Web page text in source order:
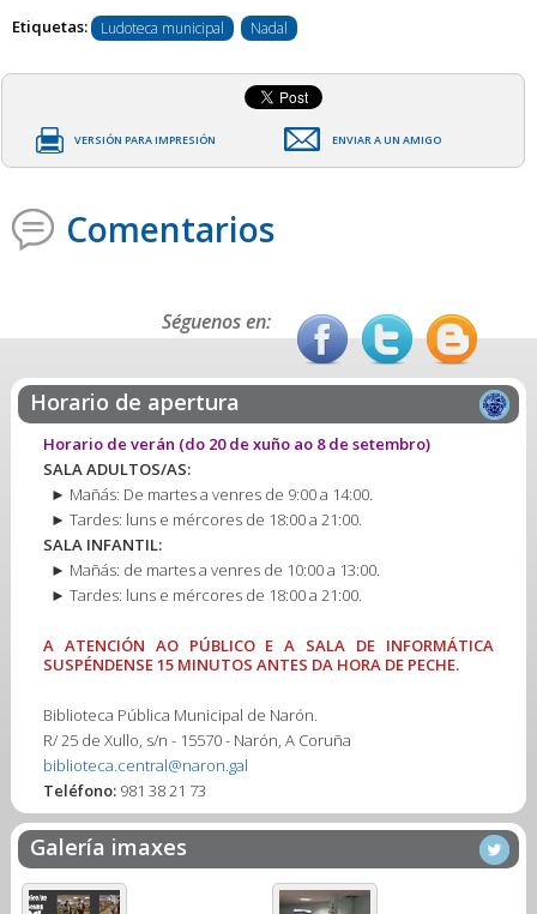
Etiquetas: Ludoteca municipal Nadal
VERSIÓN PARA IMPRESIÓN ENVIAR A UN AMIGO
Comentarios
Séguenos en:
Horario de apertura
Horario de verán (do 20 de xuño ao 8 de setembro)
SALA ADULTOS/AS:
► Mañás: De martes a venres de 9:00 a 14:00.
► Tardes: luns e mércores de 18:00 a 21:00.
SALA INFANTIL:
► Mañás: de martes a venres de 10:00 a 13:00.
► Tardes: luns e mércores de 18:00 a 21:00.
A ATENCIÓN AO PÚBLICO E A SALA DE INFORMÁTICA
SUSPÉNDENSE 15 MINUTOS ANTES DA HORA DE PECHE.
Biblioteca Pública Municipal de Narón.
R/ 25 de Xullo, s/n - 15570 - Narón, A Coruña
biblioteca.central@naron.gal
Teléfono:981 38 21 73
Galería imaxes